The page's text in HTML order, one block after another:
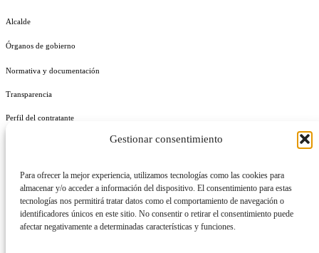
Gestionar consentimiento
Para ofrecer la mejor experiencia, utilizamos tecnologías como las cookies para
almacenar y/o acceder a información del dispositivo. El consentimiento para estas
tecnologías nos permitirá tratar datos como el comportamiento de navegación o
identificadores únicos en este sitio. No consentir o retirar el consentimiento puede
afectar negativamente a determinadas características y funciones.
Alcalde
Órganos de gobierno
Normativa y documentación
Transparencia
Perfil del contratante